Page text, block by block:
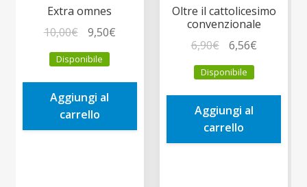
Extra omnes
10,00€
prezzo
originale
era:
10,00€.
9,50€Il
è:
Disponibile
Aggiungi al
carrello
Oltre il cattolicesimo
convenzionale
6,90€
prezzo
originale
era:
6,90€.
6,56€Il
è:
Disponibile
Aggiungi al
carrello